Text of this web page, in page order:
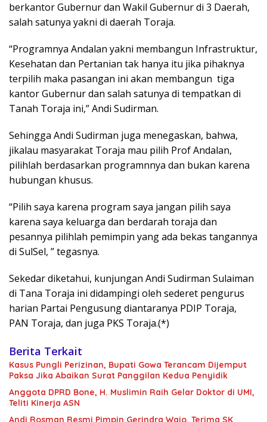
berkantor Gubernur dan Wakil Gubernur di 3 Daerah,
salah satunya yakni di daerah Toraja.
“Programnya Andalan yakni membangun Infrastruktur,
Kesehatan dan Pertanian tak hanya itu jika pihaknya
terpilih maka pasangan ini akan membangun tiga
kantor Gubernur dan salah satunya di tempatkan di
Tanah Toraja ini,” Andi Sudirman.
Sehingga Andi Sudirman juga menegaskan, bahwa,
jikalau masyarakat Toraja mau pilih Prof Andalan,
pilihlah berdasarkan programnnya dan bukan karena
hubungan khusus.
“Pilih saya karena program saya jangan pilih saya
karena saya keluarga dan berdarah toraja dan
pesannya pilihlah pemimpin yang ada bekas tangannya
di SulSel, ” tegasnya.
Sekedar diketahui, kunjungan Andi Sudirman Sulaiman
di Tana Toraja ini didampingi oleh sederet pengurus
harian Partai Pengusung diantaranya PDIP Toraja,
PAN Toraja, dan juga PKS Toraja.(*)
Berita Terkait
Kasus Pungli Perizinan, Bupati Gowa Terancam Dijemput
Paksa Jika Abaikan Surat Panggilan Kedua Penyidik
Anggota DPRD Bone, H. Muslimin Raih Gelar Doktor di UMI,
Teliti Kinerja ASN